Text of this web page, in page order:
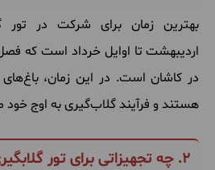
بهترین زمان برای شرکت در تور
اردیبهشت تا اوایل خرداد است که
در کاشان است. در این زمان،
هستند و فرآیند گلاب‌گیری به اوج
2. چه تجهیزاتی برای تور گلابگیری نیاز دارم؟